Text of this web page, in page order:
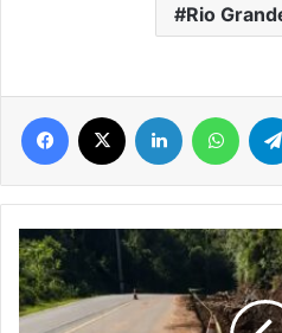
Rio
Facebook Linkedin
Trecho
da
subida
da